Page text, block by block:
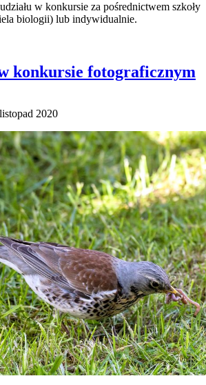
w konkursie za pośrednictwem szkoły
biologii) lub indywidualnie.
konkursie fotograficznym
2020